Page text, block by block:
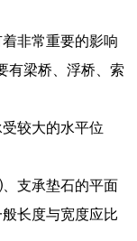
非常重要的影响
有梁桥、浮桥、索
较大的水平位
支承垫石的平面
长度与宽度应比